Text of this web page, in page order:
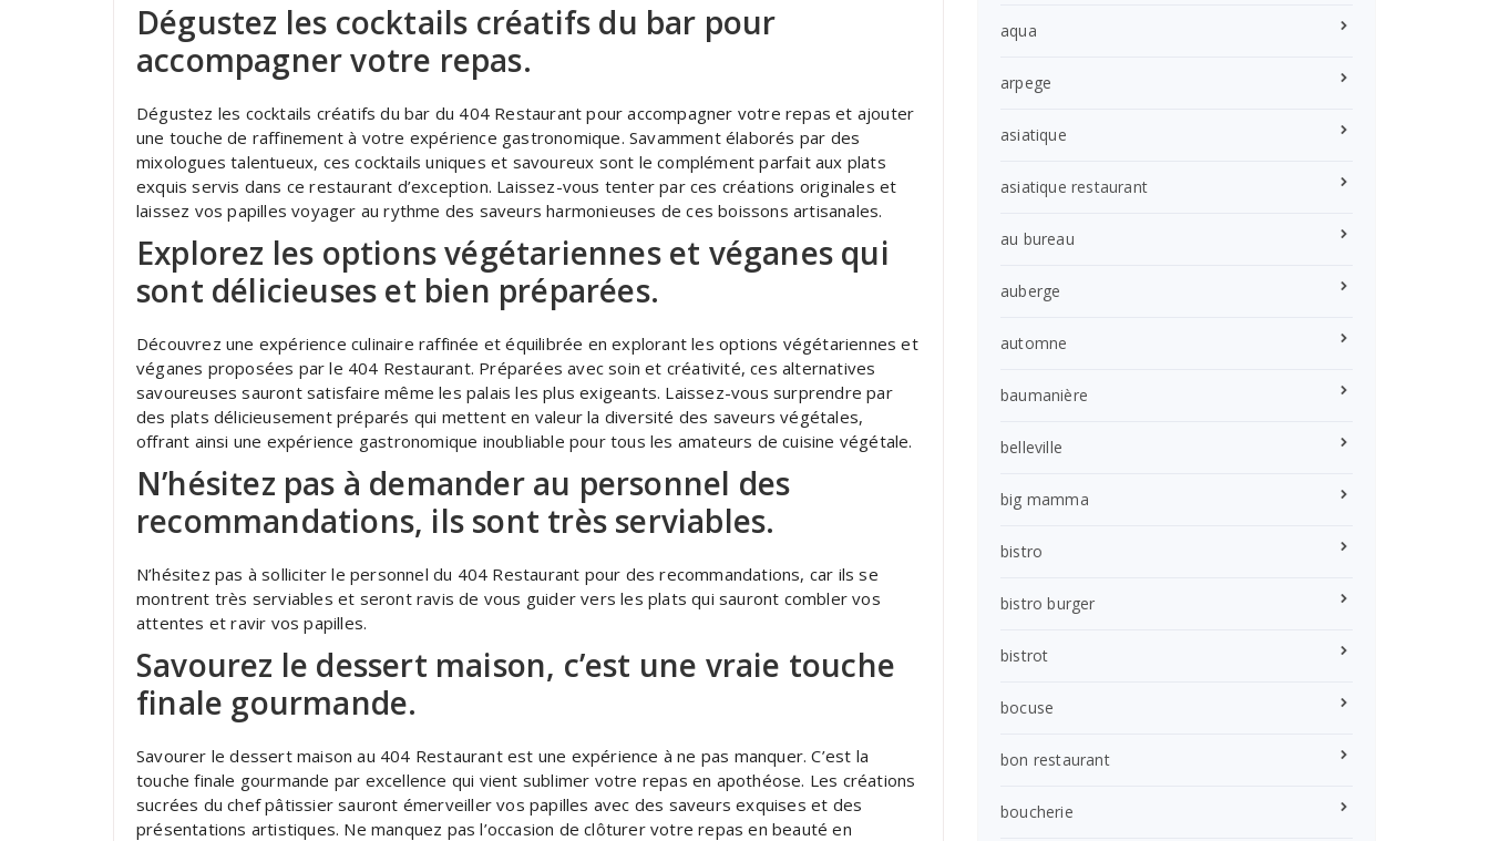
Dégustez les cocktails créatifs du bar pour
accompagner votre repas.
Dégustez les cocktails créatifs du bar du 404 Restaurant pour accompagner votre repas et ajouter
une touche de raffinement à votre expérience gastronomique. Savamment élaborés par des
mixologues talentueux, ces cocktails uniques et savoureux sont le complément parfait aux plats
exquis servis dans ce restaurant d’exception. Laissez-vous tenter par ces créations originales et
laissez vos papilles voyager au rythme des saveurs harmonieuses de ces boissons artisanales.
Explorez les options végétariennes et véganes qui
sont délicieuses et bien préparées.
Découvrez une expérience culinaire raffinée et équilibrée en explorant les options végétariennes et
véganes proposées par le 404 Restaurant. Préparées avec soin et créativité, ces alternatives
savoureuses sauront satisfaire même les palais les plus exigeants. Laissez-vous surprendre par
des plats délicieusement préparés qui mettent en valeur la diversité des saveurs végétales,
offrant ainsi une expérience gastronomique inoubliable pour tous les amateurs de cuisine végétale.
N’hésitez pas à demander au personnel des
recommandations, ils sont très serviables.
N’hésitez pas à solliciter le personnel du 404 Restaurant pour des recommandations, car ils se
montrent très serviables et seront ravis de vous guider vers les plats qui sauront combler vos
attentes et ravir vos papilles.
Savourez le dessert maison, c’est une vraie touche
finale gourmande.
Savourer le dessert maison au 404 Restaurant est une expérience à ne pas manquer. C’est la
touche finale gourmande par excellence qui vient sublimer votre repas en apothéose. Les créations
sucrées du chef pâtissier sauront émerveiller vos papilles avec des saveurs exquises et des
présentations artistiques. Ne manquez pas l’occasion de clôturer votre repas en beauté en
aqua
arpege
asiatique
asiatique restaurant
au bureau
auberge
automne
baumanière
belleville
big mamma
bistro
bistro burger
bistrot
bocuse
bon restaurant
boucherie